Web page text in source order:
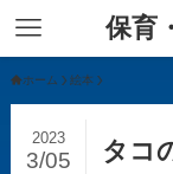
保育
ホーム 絵本
タコ
2023
3/05